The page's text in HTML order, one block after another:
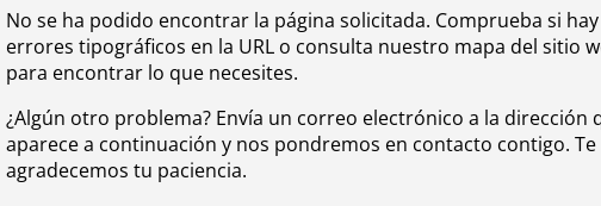
No se ha podido encontrar la página solicitada. Comprueba si hay
errores tipográficos en la URL o consulta nuestro mapa del sitio
para encontrar lo que necesites.
¿Algún otro problema? Envía un correo electrónico a la dirección
aparece a continuación y nos pondremos en contacto contigo. Te
agradecemos tu paciencia.